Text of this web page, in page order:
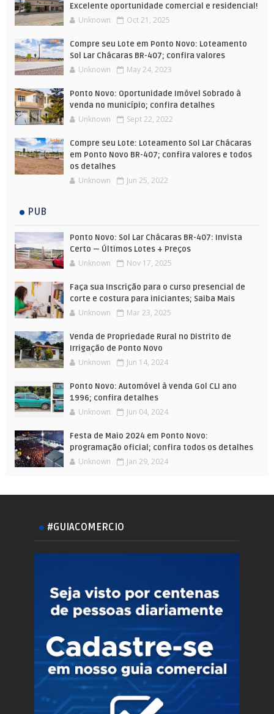
Excelente oportunidade comercial e residencial!
Unknown Oct 21, 2025
Compre seu Lote em Ponto Novo: Loteamento
Sol Lar Chácaras BR-407; confira valores
Unknown May 24, 2023
Ponto Novo: Oportunidade Imóvel Sobrado à
venda no município; confira detalhes
Unknown Sept 22, 2022
Compre seu Lote: Loteamento Sol Lar Chácaras
em Ponto Novo BR-407; confira valores e todos
os detalhes
Unknown Jun 25, 2022
PUB
Ponto Novo: Sol Lar Chácaras BR-407: Invista
Certo — Últimos Lotes + Preços
Unknown Nov 17, 2025
Faça sua Inscrição para o curso presencial de
corte e costura para iniciantes; Saiba Mais
Unknown Mar 23, 2025
Venda de Propriedade Rural no Distrito de
Irrigação de Ponto Novo
Unknown Jun 14, 2024
Ponto Novo: Automóvel à venda Gol CLI ano
1996; confira detalhes
Unknown Jun 04, 2024
Festa de Maio 2024 em Ponto Novo:
programação oficial; confira todos os detalhes
Unknown Jan 29, 2024
#GUIACOMERCIO